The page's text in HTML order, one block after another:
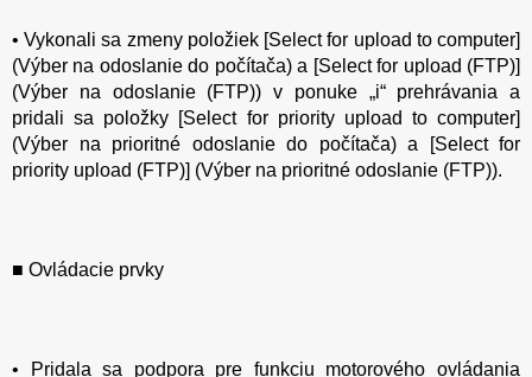
• Vykonali sa zmeny položiek [Select for upload to computer]
(Výber na odoslanie do počítača) a [Select for upload (FTP)]
(Výber na odoslanie (FTP)) v ponuke „i“ prehrávania a
pridali sa položky [Select for priority upload to computer]
(Výber na prioritné odoslanie do počítača) a [Select for
priority upload (FTP)] (Výber na prioritné odoslanie (FTP)).
■ Ovládacie prvky
• Pridala sa podpora pre funkciu motorového ovládania